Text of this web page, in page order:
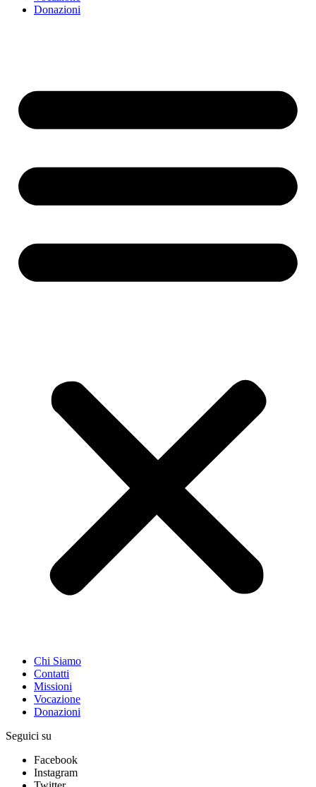
Donazioni
Chi Siamo
Contatti
Missioni
Vocazione
Donazioni
Seguici su
Facebook
Instagram